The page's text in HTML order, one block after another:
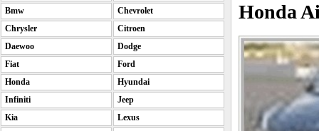
Honda
Bmw
Chevrolet
Chrysler
Citroen
Daewoo
Dodge
Fiat
Ford
Honda
Hyundai
Infiniti
Jeep
Kia
Lexus